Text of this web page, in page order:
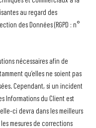
au regard des
des Données (RGPD : n°
nécessaires afin de
qu’elles ne soient pas
Cependant, si un incident
Informations du Client est
ci devra dans les meilleurs
mesures de corrections